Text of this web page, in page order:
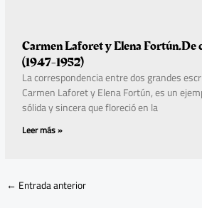
Carmen Laforet y Elena Fortún.De
(1947-1952)
La correspondencia entre dos grandes
Carmen Laforet y Elena Fortún, es un
sólida y sincera que floreció en la
Leer más »
← Entrada anterior